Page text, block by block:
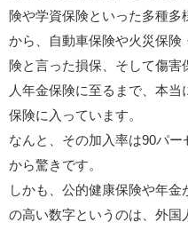
険や学資保険といった多種多
から、自動車保険や火災保険
険と言った損保、そして傷害
人年金保険に至るまで、本当
保険に入っています。
なんと、その加入率は90パ
から驚きです。
しかも、公的健康保険や年
の高い数字というのは、外国